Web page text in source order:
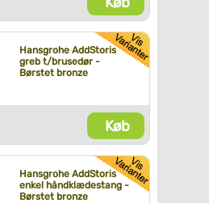
Hansgrohe AddStoris
greb t/brusedør -
Børstet bronze
Køb
Hansgrohe AddStoris
enkel håndklædestang -
Børstet bronze